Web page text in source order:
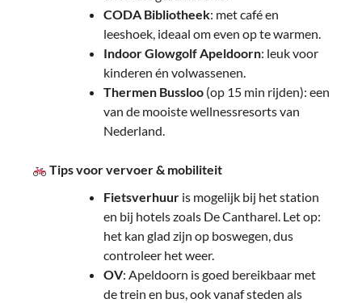
CODA Bibliotheek: met café en
leeshoek, ideaal om even op te warmen.
Indoor Glowgolf Apeldoorn: leuk voor
kinderen én volwassenen.
Thermen Bussloo (op 15 min rijden): een
van de mooiste wellnessresorts van
Nederland.
Tips voor vervoer & mobiliteit
Fietsverhuur is mogelijk bij het station
en bij hotels zoals De Cantharel. Let op:
het kan glad zijn op boswegen, dus
controleer het weer.
OV: Apeldoorn is goed bereikbaar met
de trein en bus, ook vanaf steden als